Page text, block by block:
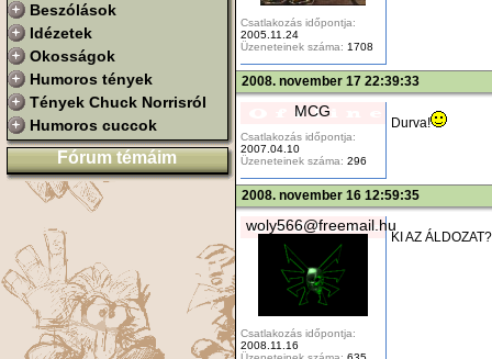
Beszólások
Idézetek
Okosságok
Humoros tények
Tények Chuck Norrisról
Humoros cuccok
Fórum témáim
Csatlakozás időpontja:
2005.11.24
Üzeneteinek száma: 1708
2008. november 17 22:39:33
MCG
Csatlakozás időpontja:
2007.04.10
Üzeneteinek száma: 296
Durva!
2008. november 16 12:59:35
woly566@freemail.hu
Csatlakozás időpontja:
2008.11.16
KI AZ